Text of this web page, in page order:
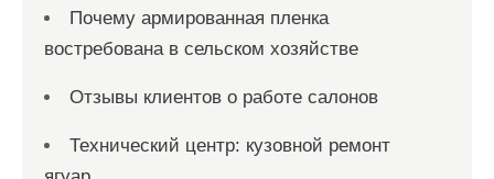
Почему армированная пленка
востребована в сельском хозяйстве
Отзывы клиентов о работе салонов
Технический центр: кузовной ремонт